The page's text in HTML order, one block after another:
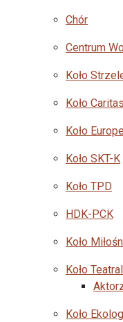
Chór
Centrum
Koło
Koło Caritas
Koło
Koło SKT-K
Koło TPD
HDK-PCK
Koło
Koło
Koło